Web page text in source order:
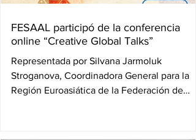
FESAAL participó de la conferencia
online “Creative Global Talks”
Representada por Silvana Jarmoluk
Stroganova, Coordinadora General para la
Región Euroasiática de la Federación de